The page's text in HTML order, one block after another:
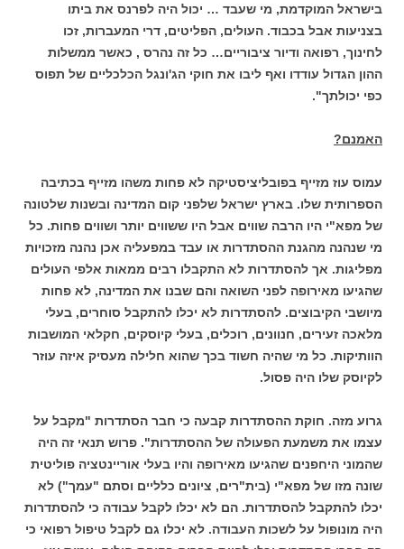
בישראל המוקדמת, מי שעבד … יכול היה לפרנס את ביתו
בצניעות אבל בכבוד. העולים, הפליטים, דרי המעברות, זכו
לחינוך, רפואה ודיור ציבוריים… כל זה נהרס , כאשר ממשלות
ההון הגדול עודדו ואף ליבו את חוקי הג'ונגל הכלכליים של תפוס
כפי יכולתך".
האמנם?
עמוס עוז מזייף בפובליציסטיקה לא פחות משהו מזייף בכתיבה
הספרותית שלו. בארץ ישראל שלפני קום המדינה ובשנות שלטונה
של מפא"י היו הרבה שווים אבל היו ששווים יותר ושווים פחות.כל
מי שנהנה מהגנת ההסתדרות או עבד במפעליה אכן נהנה מזכויות
מפליגות. אך להסתדרות לא התקבלו רבים ממאות אלפי העולים
שהגיעו מאירופה לפני השואה והם שבנו את המדינה, לא פחות
מיושבי הקיבוצים. להסתדרות לא יכלו להתקבל סוחרים, בעלי
מלאכה זעירים, חנוונים, רוכלים, בעלי קיוסקים, חקלאי המושבות
הוותיקות. כל מי שהיה חשוד בכך שהוא חלילה מעסיק איזה עוזר
לקיוסק שלו היה פסול.
גרוע מזה. חוקת ההסתדרות קבעה כי חבר הסתדרות "מקבל על
עצמו את משמעת הפעולה של ההסתדרות". פרוש תנאי זה היה
שהמוני היחפנים שהגיעו מאירופה והיו בעלי אוריינטציה פוליטית
שונה מזו של מפא"י (בית"רים, ציונים כלליים וסתם "עמך") לא
יכלו להתקבל להסתדרות. הם לא יכלו לקבל עבודה כי להסתדרות
היה מונופול על לשכות העבודה. לא יכלו גם לקבל טיפול רפואי כי